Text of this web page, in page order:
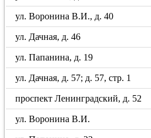
ул. Воронина В.И., д. 40
ул. Дачная, д. 46
ул. Папанина, д. 19
ул. Дачная, д. 57; д. 57, стр. 1
проспект Ленинградский, д. 52
ул. Воронина В.И.